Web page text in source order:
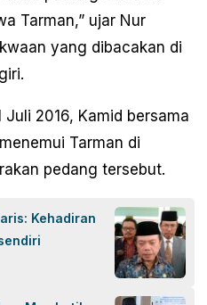
Tarman,” ujar Nur
yang dibacakan di
2016, Kamid bersama
Tarman di
pedang tersebut.
Kehadiran